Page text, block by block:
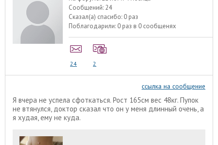
Сообщений: 24
Сказал(а) спасибо: 0 раз
Поблагодарили: 0 раз в 0 сообщенях
24 2
ссылка на сообщение
Я вчера не успела сфоткаться. Рост 165см вес 48кг. Пупок
не втянулся, доктор сказал что он у меня длинный очень, а
я худая, ему не куда.